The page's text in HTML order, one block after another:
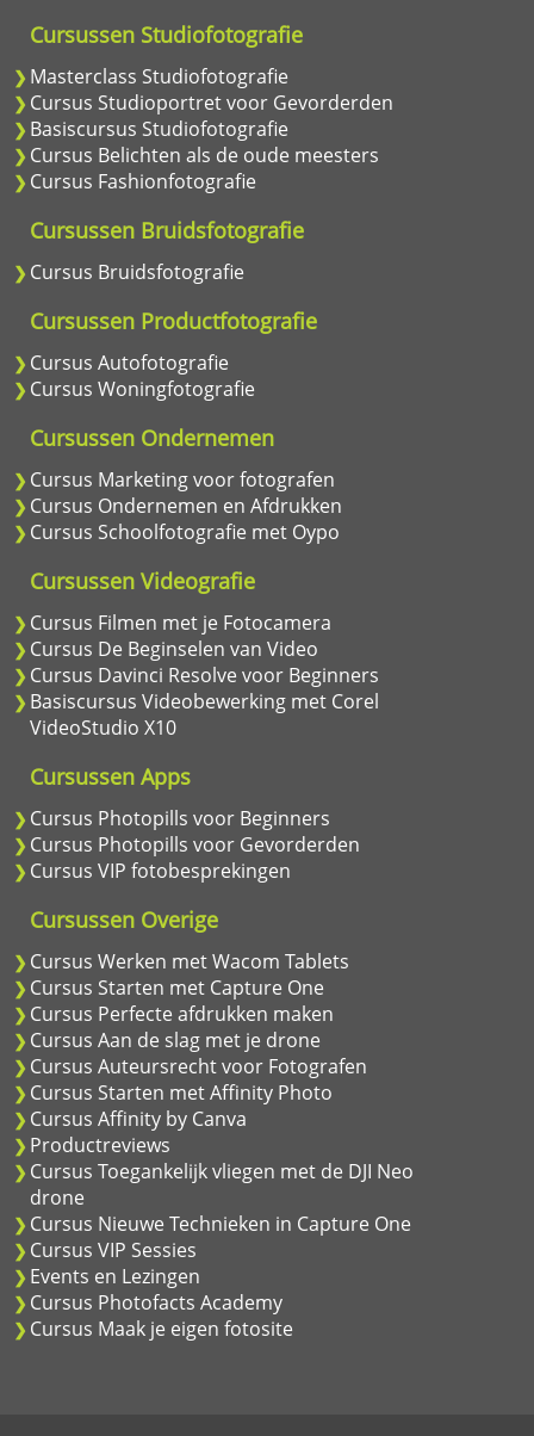
Cursussen Studiofotografie
Masterclass Studiofotografie
Cursus Studioportret voor Gevorderden
Basiscursus Studiofotografie
Cursus Belichten als de oude meesters
Cursus Fashionfotografie
Cursussen Bruidsfotografie
Cursus Bruidsfotografie
Cursussen Productfotografie
Cursus Autofotografie
Cursus Woningfotografie
Cursussen Ondernemen
Cursus Marketing voor fotografen
Cursus Ondernemen en Afdrukken
Cursus Schoolfotografie met Oypo
Cursussen Videografie
Cursus Filmen met je Fotocamera
Cursus De Beginselen van Video
Cursus Davinci Resolve voor Beginners
Basiscursus Videobewerking met Corel
VideoStudio X10
Cursussen Apps
Cursus Photopills voor Beginners
Cursus Photopills voor Gevorderden
Cursus VIP fotobesprekingen
Cursussen Overige
Cursus Werken met Wacom Tablets
Cursus Starten met Capture One
Cursus Perfecte afdrukken maken
Cursus Aan de slag met je drone
Cursus Auteursrecht voor Fotografen
Cursus Starten met Affinity Photo
Cursus Affinity by Canva
Productreviews
Cursus Toegankelijk vliegen met de DJI Neo
drone
Cursus Nieuwe Technieken in Capture One
Cursus VIP Sessies
Events en Lezingen
Cursus Photofacts Academy
Cursus Maak je eigen fotosite